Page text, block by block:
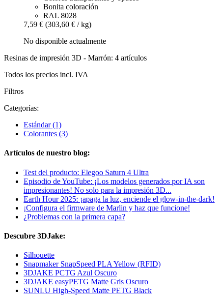
Bonita coloración
RAL 8028
7,59 € (303,60 € / kg)
No disponible actualmente
Resinas de impresión 3D - Marrón: 4 artículos
Todos los precios incl. IVA
Filtros
Categorías:
Estándar(1)
Colorantes (3)
Artículos de nuestro blog:
Test del producto: Elegoo Saturn 4 Ultra
Episodio de YouTube: ¡Los modelos generados por IA son
impresionantes! No solo para la impresión 3D...
Earth Hour 2025: ¡apaga la luz, enciende el glow-in-the-dark!
¡Configura el firmware de Marlin y haz que funcione!
¿Problemas con la primera capa?
Descubre 3DJake:
Silhouette
Snapmaker SnapSpeed PLA Yellow (RFID)
3DJAKE PCTG Azul Oscuro
3DJAKE easyPETG Matte Gris Oscuro
SUNLU High-Speed Matte PETG Black